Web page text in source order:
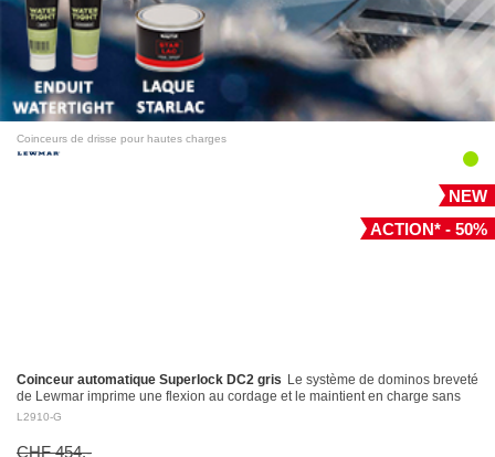
Coinceurs de drisse pour hautes charges
NEW
ACTION* - 50%
Coinceur automatique Superlock DC2 gris Le système de dominos breveté
de Lewmar imprime une flexion au cordage et le maintient en charge sans
l’endommager Largage contrôlé: le levier…
L2910-G
CHF 454.-